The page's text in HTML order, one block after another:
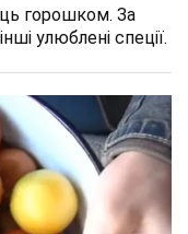
горошком. За
улюблені спеції.